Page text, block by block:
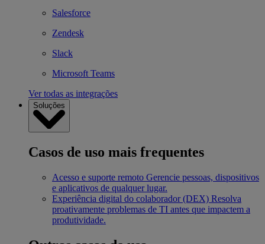
Salesforce
Zendesk
Slack
Microsoft Teams
Ver todas as integrações
Soluções
Casos de uso mais frequentes
Acesso e suporte remoto Gerencie pessoas, dispositivos
e aplicativos de qualquer lugar.
Experiência digital do colaborador (DEX) Resolva
proativamente problemas de TI antes que impactem a
produtividade.